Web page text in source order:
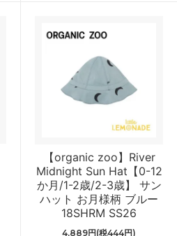
【organic zoo】River
Midnight Sun Hat【0-12
か月/1-2歳/2-3歳】 サン
ハット お月様柄 ブルー
18SHRM SS26
4,889円(税444円)